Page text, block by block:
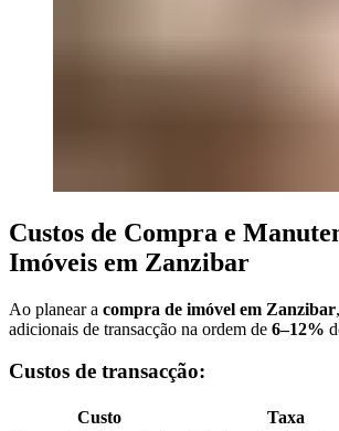
Custos de Compra e
Imóveis em Zanzibar
Ao planear a compra de imóvel em Zanzibar
adicionais de transacção na ordem de 6–12%
Custos de transacção:
Custo
Taxa